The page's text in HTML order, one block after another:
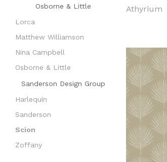
Osborne & Little
Lorca
Matthew Williamson
Nina Campbell
Osborne & Little
Sanderson Design Group
Harlequin
Sanderson
Scion
Zoffany
Athyrium